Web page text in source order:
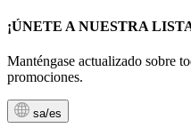
¡ÚNETE A NUESTRA
Manténgase actualizado sobre
promociones.
sa/es